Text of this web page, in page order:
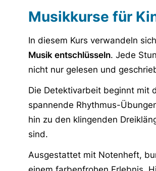
Musikkurse für
In diesem Kurs verwandeln
Musik entschlüsseln. Jede
nicht nur gelesen und
Die Detektivarbeit beginnt mit
spannende Rhythmus-
hin zu den klingenden
sind.
Ausgestattet mit Notenheft,